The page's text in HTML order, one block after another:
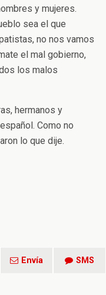
y mujeres.
sea el que
no nos vamos
el mal gobierno,
los malos
hermanos y
Como no
lo que dije.
Envía SMS